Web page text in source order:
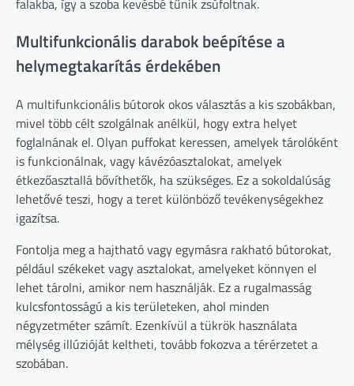
Multifunkcionális darabok beépítése a
helymegtakarítás érdekében
A multifunkcionális bútorok okos választás a kis szobákban,
mivel több célt szolgálnak anélkül, hogy extra helyet
foglalnának el. Olyan puffokat keressen, amelyek tárolóként
is funkcionálnak, vagy kávézóasztalokat, amelyek
étkezőasztallá bővíthetők, ha szükséges. Ez a sokoldalúság
lehetővé teszi, hogy a teret különböző tevékenységekhez
igazítsa.
Fontolja meg a hajtható vagy egymásra rakható bútorokat,
például székeket vagy asztalokat, amelyeket könnyen el
lehet tárolni, amikor nem használják. Ez a rugalmasság
kulcsfontosságú a kis területeken, ahol minden
négyzetméter számít. Ezenkívül a tükrök használata
mélység illúzióját keltheti, tovább fokozva a térérzetet a
szobában.